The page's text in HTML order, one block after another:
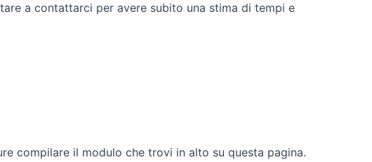
a contattarci per avere subito una stima di tempi e
compilare il modulo che trovi in alto su questa pagina.